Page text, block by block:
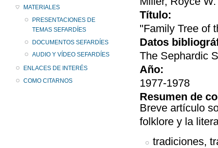
MATERIALES
PRESENTACIONES DE
TEMAS SEFARDÍES
DOCUMENTOS SEFARDÍES
AUDIO Y VÍDEO SEFARDÍES
ENLACES DE INTERÉS
COMO CITARNOS
Título:
"Family Tree of
Datos
The Sephardic
Año:
1977-1978
Resumen de
Breve artículo
folklore y la
tradiciones,